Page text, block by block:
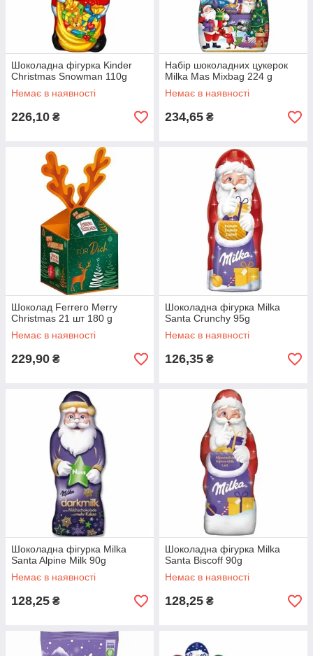
Шоколадна фігурка Kinder
Christmas Snowman 110g
Немає в наявності
226,10 ₴
Набір шоколадних цукерок
Milka Mas Mixbag 224 g
Немає в наявності
234,65 ₴
Шоколад Ferrero Merry
Christmas 21 шт 180 g
Немає в наявності
229,90 ₴
Шоколадна фігурка Milka
Santa Crunchy 95g
Немає в наявності
126,35 ₴
Шоколадна фігурка Milka
Santa Alpine Milk 90g
Немає в наявності
128,25 ₴
Шоколадна фігурка Milka
Santa Biscoff 90g
Немає в наявності
128,25 ₴